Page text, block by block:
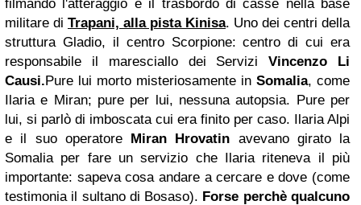
filmando l'atteraggio e il trasbordo di casse nella base
militare di Trapani, alla pista Kinisa. Uno dei centri della
struttura Gladio, il centro Scorpione: centro di cui era
responsabile il maresciallo dei ServiziVincenzo Li
Causi.Pure lui morto misteriosamente in Somalia, come
Ilaria e Miran; pure per lui, nessuna autopsia. Pure per
lui, si parlò di imboscata cui era finito per caso. Ilaria Alpi
e il suo operatore Miran Hrovatin avevano girato la
Somalia per fare un servizio che Ilaria riteneva il più
importante: sapeva cosa andare a cercare e dove (come
testimonia il sultano di Bosaso). Forse perchè qualcuno